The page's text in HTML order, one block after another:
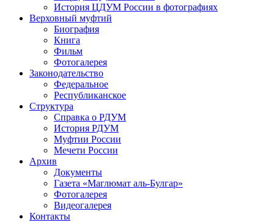
История ЦДУМ России в фотографиях
Верховный муфтий
Биография
Книга
Фильм
Фотогалерея
Законодательство
Федеральное
Республиканское
Структура
Справка о РДУМ
История РДУМ
Муфтии России
Мечети России
Архив
Документы
Газета «Маглюмат аль-Булгар»
Фотогалерея
Видеогалерея
Контакты